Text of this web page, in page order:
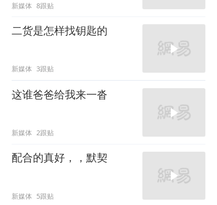
新媒体 8跟贴
二货是怎样找钥匙的
新媒体 3跟贴
这谁爸爸给我来一沓
新媒体 2跟贴
配合的真好，，默契
新媒体 5跟贴